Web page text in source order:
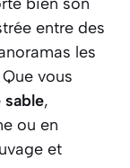
bien son
entre des
les
vous
sable,
ou en
et